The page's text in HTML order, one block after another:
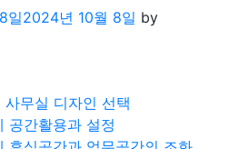
일2024년 10월 8일 by
무실 디자인 선택
공간활용과 설정